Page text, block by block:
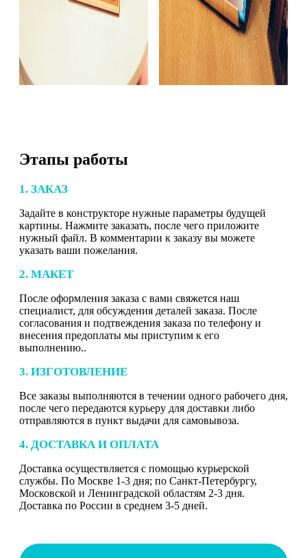
Этапы работы
1. ЗАКАЗ
Задайте в конструкторе нужные параметры будущей
картины. Нажмите заказать, после чего приложите
нужный файл. В комментарии к заказу вы можете
указать ваши пожелания.
2. МАКЕТ
После оформления заказа с вами свяжется наш
специалист, для обсуждения деталей заказа. После
согласования и подтвеждения заказа по телефону и
внесения предоплаты мы приступим к его
выполнению..
3. ИЗГОТОВЛЕНИЕ
Все заказы выполняются в течении одного рабочего дня,
после чего передаются курьеру для доставки либо
отправляются в пункт выдачи для самовывоза.
4. ДОСТАВКА И ОПЛАТА
Доставка осуществляется с помощью курьерской
службы. По Москве 1-3 дня; по Санкт-Петербургу,
Московской и Ленинградской областям 2-3 дня.
Доставка по России в среднем 3-5 дней.